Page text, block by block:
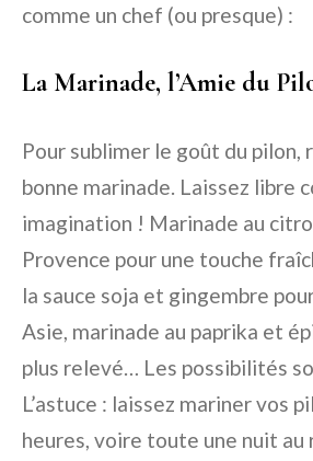
comme un chef (ou presque) :
La Marinade, l’Amie du
Pour sublimer le goût du pilon,
bonne marinade. Laissez libre
imagination ! Marinade au
Provence pour une touche
la sauce soja et gingembre
Asie, marinade au paprika et
plus relevé… Les possibilités
L’astuce : laissez mariner vos
heures, voire toute une nuit